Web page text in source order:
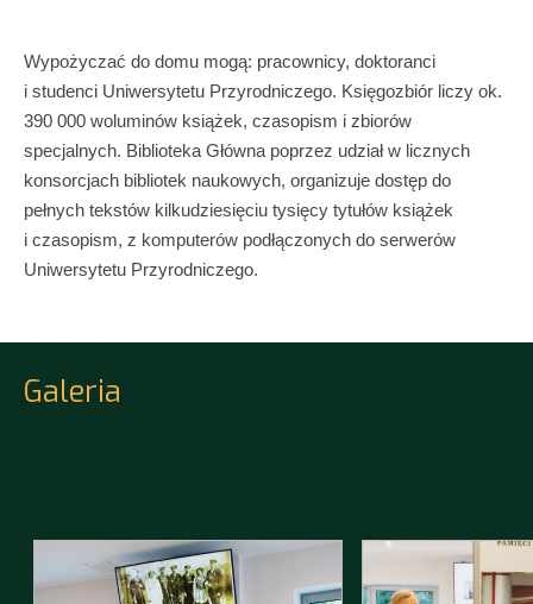
Wypożyczać do domu mogą: pracownicy, doktoranci
i studenci Uniwersytetu Przyrodniczego. Księgozbiór liczy ok.
390 000 woluminów książek, czasopism i zbiorów
specjalnych. Biblioteka Główna poprzez udział w licznych
konsorcjach bibliotek naukowych, organizuje dostęp do
pełnych tekstów kilkudziesięciu tysięcy tytułów książek
i czasopism, z komputerów podłączonych do serwerów
Uniwersytetu Przyrodniczego.
Galeria